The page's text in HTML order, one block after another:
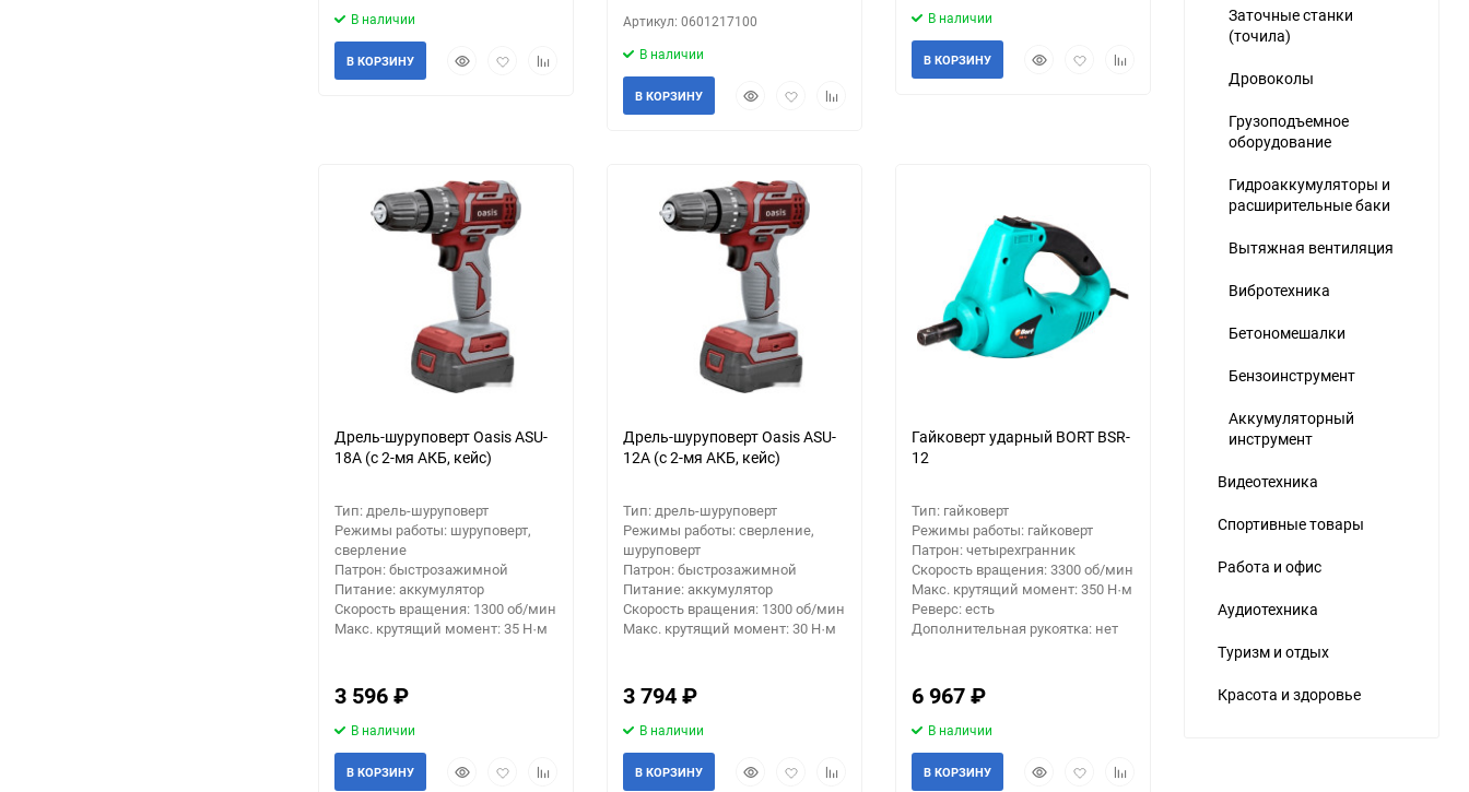
В наличии
БыстрыйДобавитьДобавить
В КОРЗИНУ
Артикул: 0601217100
В наличии
БыстрыйДобавитьДобавить
В КОРЗИНУ
В наличии
БыстрыйДобавитьДобавить
В КОРЗИНУ
Дрель-шуруповерт Oasis ASU-
18A (с 2-мя АКБ, кейс)
Тип: дрель-шуруповерт
Режимы работы: шуруповерт,
сверление
Патрон: быстрозажимной
Питание: аккумулятор
Скорость вращения: 1300 об/мин
Макс. крутящий момент: 35 Н·м
3 596₽
В наличии
БыстрыйДобавитьДобавить
В КОРЗИНУ
Дрель-шуруповерт Oasis ASU-
12A (с 2-мя АКБ, кейс)
Тип: дрель-шуруповерт
Режимы работы: сверление,
шуруповерт
Патрон: быстрозажимной
Питание: аккумулятор
Скорость вращения: 1300 об/мин
Макс. крутящий момент: 30 Н·м
3 794₽
В наличии
БыстрыйДобавитьДобавить
В КОРЗИНУ
Гайковерт ударный BORT BSR-
12
Тип: гайковерт
Режимы работы: гайковерт
Патрон: четырехгранник
Скорость вращения: 3300 об/мин
Макс. крутящий момент: 350 Н·м
Реверс: есть
Дополнительная рукоятка: нет
6 967₽
В наличии
БыстрыйДобавитьДобавить
В КОРЗИНУ
Заточные станки
(точила)
Дровоколы
Грузоподъемное
оборудование
Гидроаккумуляторы и
расширительные баки
Вытяжная вентиляция
Вибротехника
Бетономешалки
Бензоинструмент
Аккумуляторный
инструмент
Видеотехника
Спортивные товары
Работа и офис
Аудиотехника
Туризм и отдых
Красота и здоровье